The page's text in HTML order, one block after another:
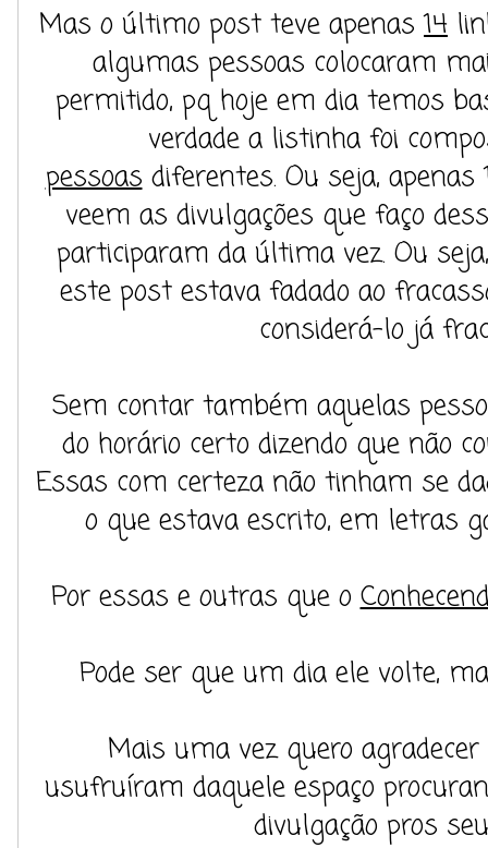
Mas o último post teve apenas14
algumas pessoas colocaram
permitido, pq hoje em dia temos
verdade a listinha foi
pessoasdiferentes. Ou seja,
veem as divulgações que faço
participaram da última vez. Ou
este post estava fadado ao
considerá-lo já
Sem contar também aquelas
do horário certo dizendo que não
Essas com certeza não tinham se
o que estava escrito, em letras
Por essas e outras que o
Pode ser que um dia ele volte,
Mais uma vez quero
usufruíram daquele espaço
divulgação pros